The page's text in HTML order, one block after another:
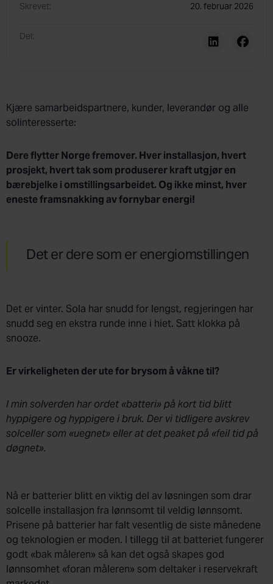
Skrevet: 20. februar 2026
Del:
Kjære samarbeidspartnere, kunder, leverandør og alle
solinteresserte:
Dere flytter Norge fremover. Hver installasjon, hvert
prosjekt, hvert tak som produserer kraft utgjør en
bærebjelke i omstillingsarbeidet. Og ikke minst, hver
eneste framsnakking av fornybar energi!
Det er dere som er energiomstillingen
Det er vinter. Sola har snudd for lengst, regjeringen har
snudd seg en ekstra runde inne i hiet. Satt klokka på
snooze.
Er virkeligheten der ute for brysom å våkne til?
I min solverden har ordet «batteri» på kort tid blitt
hyppigere og hyppigere i bruk. Der vi tidligere avskrev
solceller som «uegnet» eller at det peaket på «feil tid på
døgnet».
Nå er batterier blitt en viktig del av løsningen som drar
solcelle installasjon fra lønnsomt til veldig lønnsomt.
Prisene på batterier har falt vesentlig de siste månedene
og teknologien er moden. I tillegg til at batteriet fungerer
godt «bak måleren» så kan det også skapes god
lønnsomhet «foran måleren» som deltaker i reservekraft